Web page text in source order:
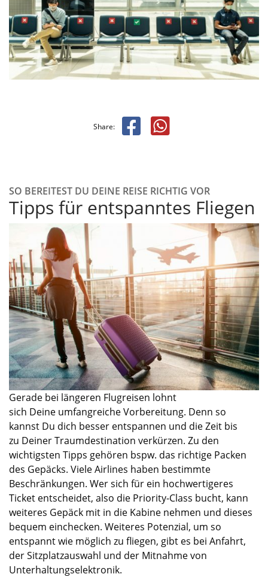
Share:
SO BEREITEST DU DEINE REISE RICHTIG VOR
Tipps für entspanntes Fliegen
Gerade bei längeren Flugreisen lohnt
sich Deine umfangreiche Vorbereitung. Denn so
kannst Du dich besser entspannen und die Zeit bis
zu Deiner Traumdestination verkürzen. Zu den
wichtigsten Tipps gehören bspw. das richtige Packen
des Gepäcks. Viele Airlines haben bestimmte
Beschränkungen. Wer sich für ein hochwertigeres
Ticket entscheidet, also die Priority-Class bucht, kann
weiteres Gepäck mit in die Kabine nehmen und dieses
bequem einchecken. Weiteres Potenzial, um so
entspannt wie möglich zu fliegen, gibt es bei Anfahrt,
der Sitzplatzauswahl und der Mitnahme von
Unterhaltungselektronik.